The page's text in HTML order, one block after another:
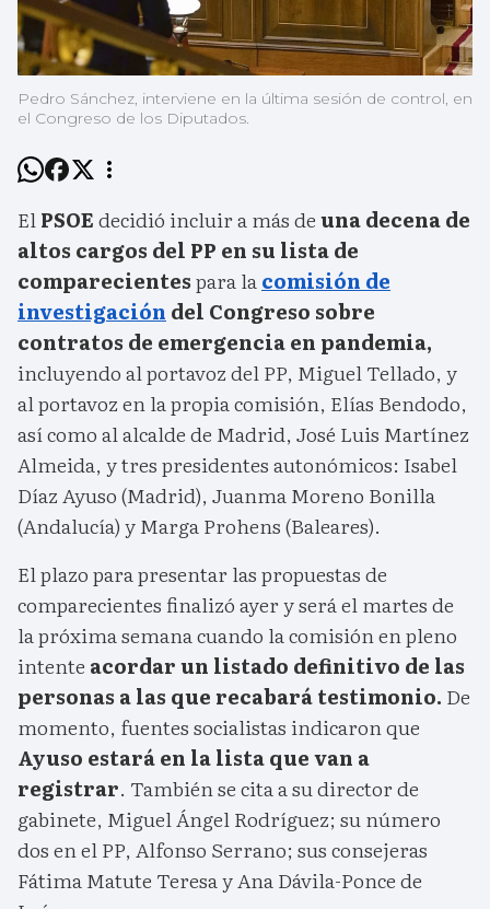
Pedro Sánchez, interviene en la última sesión de control, en
el Congreso de los Diputados.
ElPSOEdecidió incluir a más deuna decena de
altos cargos del PP en su lista de
comparecientespara lacomisión de
investigación del Congreso sobre
contratos de emergencia en pandemia,
incluyendo al portavoz del PP, Miguel Tellado, y
al portavoz en la propia comisión, Elías Bendodo,
así como al alcalde de Madrid, José Luis Martínez
Almeida, y tres presidentes autonómicos: Isabel
Díaz Ayuso (Madrid), Juanma Moreno Bonilla
(Andalucía) y Marga Prohens (Baleares).
El plazo para presentar las propuestas de
comparecientes finalizó ayer y será el martes de
la próxima semana cuando la comisión en pleno
intente acordar un listado definitivo de las
personas a las que recabará testimonio. De
momento, fuentes socialistas indicaron que
Ayuso estará en la lista que van a
registrar. También se cita a su director de
gabinete, Miguel Ángel Rodríguez; su número
dos en el PP, Alfonso Serrano; sus consejeras
Fátima Matute Teresa y Ana Dávila-Ponce de